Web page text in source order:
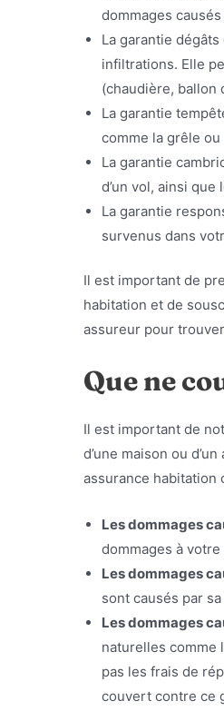
dommages causés
La garantie
infiltrations. Elle
(chaudière, ballon
La garantie
comme la grêle
La garantie
d’un vol, ainsi
La garantie
survenus dans
Il est important de
habitation et de
assureur pour
Que ne
Il est important de
d’une maison ou
assurance habitation
Les dommages
dommages à
Les dommages
sont causés par
Les dommages
naturelles comme
pas les frais de
couvert contre ce